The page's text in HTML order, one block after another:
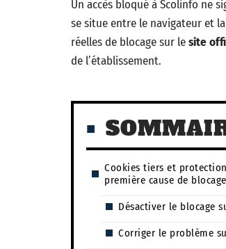
Un accès bloqué à Scolinfo ne
se situe entre le navigateur et
réelles de blocage sur lesite
de l’établissement.
Cookies tiers et
première cause de
Désactiver le blocage
Corriger le problème